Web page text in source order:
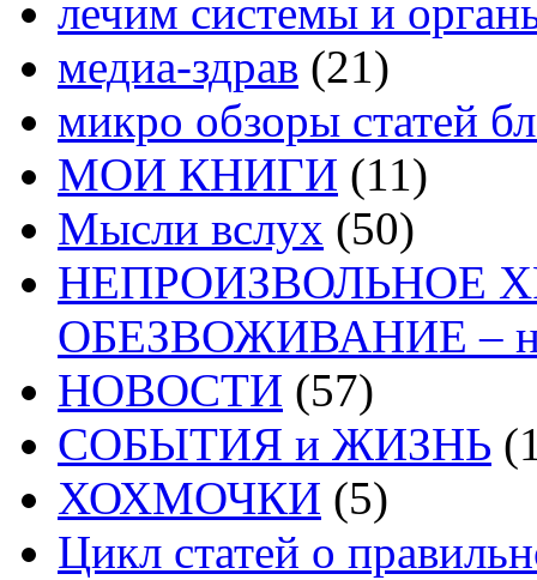
лечим системы и
медиа-здрав (21)
микро обзоры статей
МОИ КНИГИ (11)
Мысли вслух (50)
НЕПРОИЗВОЛЬНОЕ
ОБЕЗВОЖИВАНИЕ –
НОВОСТИ (57)
СОБЫТИЯ и ЖИЗНЬ
ХОХМОЧКИ (5)
Цикл статей о